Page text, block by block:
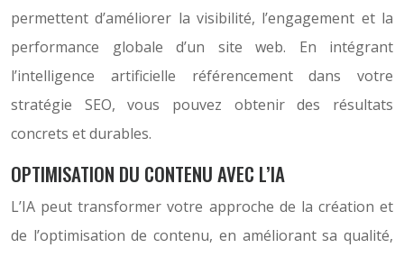
permettent d’améliorer la visibilité, l’engagement et la
performance globale d’un site web. En intégrant
l’intelligence artificielle référencement dans votre
stratégie SEO, vous pouvez obtenir des résultats
concrets et durables.
OPTIMISATION DU CONTENU AVEC L’IA
L’IA peut transformer votre approche de la création et
de l’optimisation de contenu, en améliorant sa qualité,